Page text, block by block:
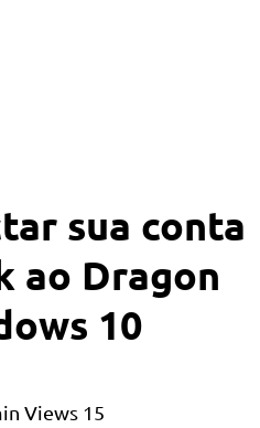
sua conta
ao Dragon
10
Views 15